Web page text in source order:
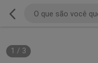
1 / 3